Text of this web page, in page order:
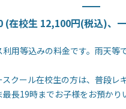
(在校生 12,100円(税込)、
用等込みの料金です。雨天等
クール在校生の方は、普段レ
長19時までお子様をお預かり